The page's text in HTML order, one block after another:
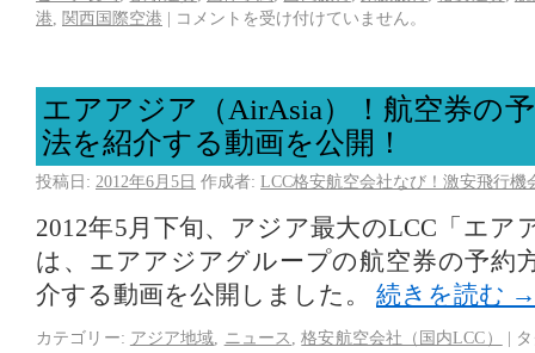
港
関西国際空港 | コメントを受け付けていません。
エアアジア（AirAsia）！航空券の
法を紹介する動画を公開！
投稿日: 2012年6月5日 作成者: LCC格安航空会社なび！激安飛行機
2012年5月下旬、アジア最大のLCC「エア
は、エアアジアグループの航空券の予約
介する動画を公開しました。 続きを読む →
カテゴリー: アジア地域 ニュース ,格安航空会社（国内LCC） |